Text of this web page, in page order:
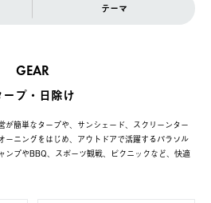
テーマ
GEAR
ープ・日除け
が簡単なタープや、サンシェード、スクリーンター
ーニングをはじめ、アウトドアで活躍するパラソル
ンプやBBQ、スポーツ観戦、ピクニックなど、快適